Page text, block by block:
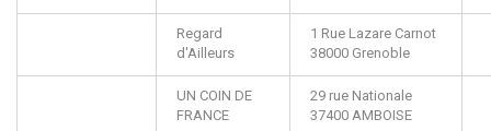
Regard
d'Ailleurs
1 Rue Lazare Carnot
38000 Grenoble
UN COIN DE
FRANCE
29 rue Nationale
37400 AMBOISE